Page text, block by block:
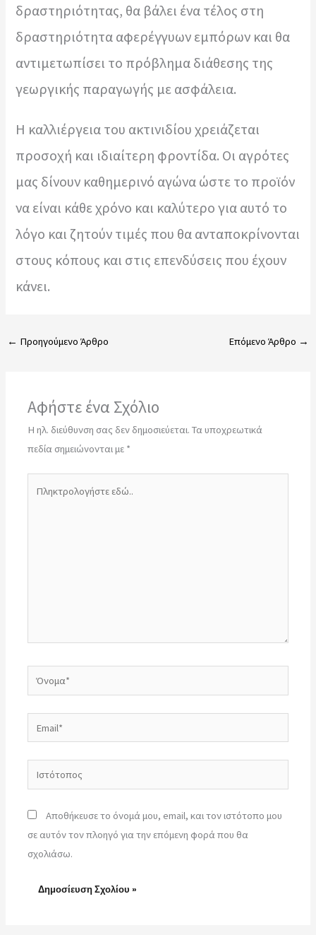
δραστηριότητας, θα βάλει ένα τέλος στη
δραστηριότητα αφερέγγυων εμπόρων και θα
αντιμετωπίσει το πρόβλημα διάθεσης της
γεωργικής παραγωγής με ασφάλεια.
Η καλλιέργεια του ακτινιδίου χρειάζεται
προσοχή και ιδιαίτερη φροντίδα. Οι αγρότες
μας δίνουν καθημερινό αγώνα ώστε το προϊόν
να είναι κάθε χρόνο και καλύτερο για αυτό το
λόγο και ζητούν τιμές που θα ανταποκρίνονται
στους κόπους και στις επενδύσεις που έχουν
κάνει.
← Προηγούμενο Άρθρο Επόμενο Άρθρο →
Αφήστε ένα Σχόλιο
Η ηλ. διεύθυνση σας δεν δημοσιεύεται. Τα υποχρεωτικά
πεδία σημειώνονται με *
Ιστότοπος
Αποθήκευσε το όνομά μου, email, και τον ιστότοπο μου
σε αυτόν τον πλοηγό για την επόμενη φορά που θα
σχολιάσω.